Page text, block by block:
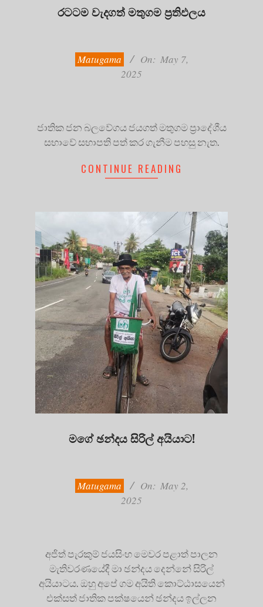
රටටම වැදගත් මතුගම ප්‍රතිඵලය
Matugama On: May 7,
2025
ජාතික ජන බලවේගය ජයගත් මතුගම ප්‍රාදේශීය
සභාවේ සභාපති පත් කර ගැනීම පහසු නැත.
CONTINUE READING
මගේ ඡන්දය සිරිල් අයියාට!
Matugama On: May 2,
2025
අජිත් පැරකුම් ජයසිංහ මෙවර පළාත් පාලන
මැතිවරණයේදී මා ඡන්දය දෙන්නේ සිරිල්
අයියාටය. ඔහු අපේ ගම අයිති කොට්ඨාසයෙන්
එක්සත් ජාතික පක්ෂයෙන් ඡන්දය ඉල්ලන